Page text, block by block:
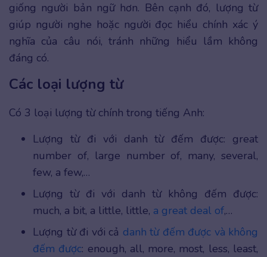
giống người bản ngữ hơn. Bên cạnh đó, lượng từ
giúp người nghe hoặc người đọc hiểu chính xác ý
nghĩa của câu nói, tránh những hiểu lầm không
đáng có.
Các loại lượng từ
Có 3 loại lượng từ chính trong tiếng Anh:
Lượng từ đi với danh từ đếm được: great
number of, large number of, many, several,
few, a few,…
Lượng từ đi với danh từ không đếm được:
much, a bit, a little, little, a great deal of,…
Lượng từ đi với cả danh từ đếm được và không
đếm được: enough, all, more, most, less, least,